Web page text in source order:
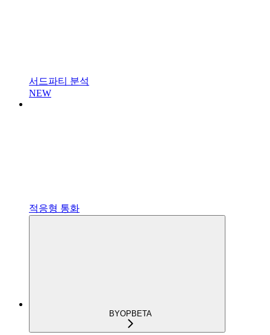
서드파티 분석
NEW
적응형 통화
BYOPBETA